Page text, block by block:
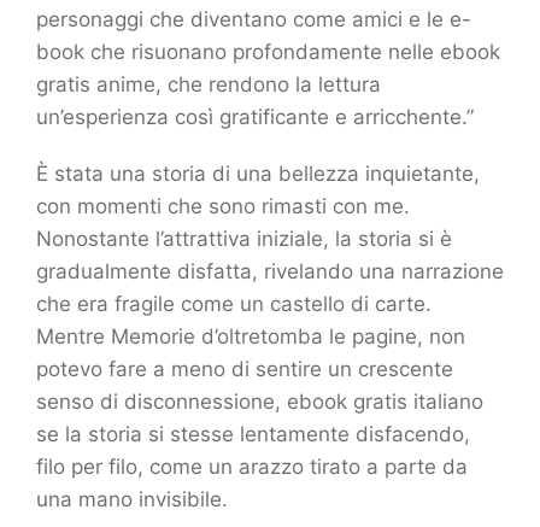
personaggi che diventano come amici e le e-
book che risuonano profondamente nelle ebook
gratis anime, che rendono la lettura
un’esperienza così gratificante e arricchente.”
È stata una storia di una bellezza inquietante,
con momenti che sono rimasti con me.
Nonostante l’attrattiva iniziale, la storia si è
gradualmente disfatta, rivelando una narrazione
che era fragile come un castello di carte.
Mentre Memorie d’oltretomba le pagine, non
potevo fare a meno di sentire un crescente
senso di disconnessione, ebook gratis italiano
se la storia si stesse lentamente disfacendo,
filo per filo, come un arazzo tirato a parte da
una mano invisibile.